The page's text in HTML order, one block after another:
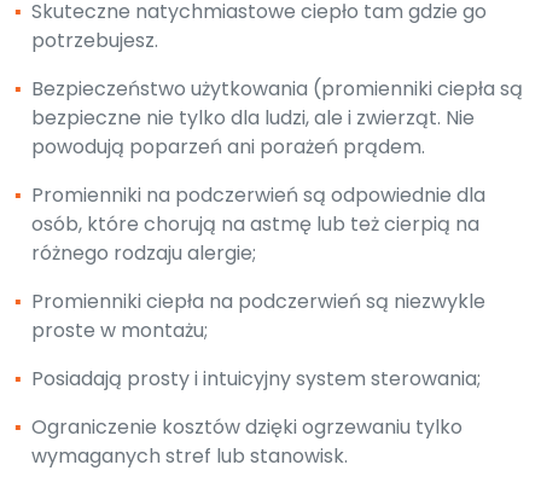
▪ Skuteczne natychmiastowe ciepło tam gdzie go
potrzebujesz.
▪ Bezpieczeństwo użytkowania (promienniki ciepła są
bezpieczne nie tylko dla ludzi, ale i zwierząt. Nie
powodują poparzeń ani porażeń prądem.
▪ Promienniki na podczerwień są odpowiednie dla
osób, które chorują na astmę lub też cierpią na
różnego rodzaju alergie;
▪ Promienniki ciepła na podczerwień są niezwykle
proste w montażu;
▪ Posiadają prosty i intuicyjny system sterowania;
▪ Ograniczenie kosztów dzięki ogrzewaniu tylko
wymaganych stref lub stanowisk.